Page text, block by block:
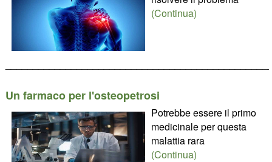
(Continua)
Un farmaco per l'osteopetrosi
Potrebbe essere il primo
medicinale per questa
malattia rara
(Continua)